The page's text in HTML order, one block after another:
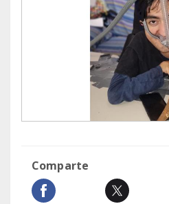
Comparte